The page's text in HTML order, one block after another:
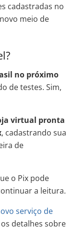
cadastradas no
meio de
no próximo
de testes. Sim,
virtual pronta
, cadastrando sua
de
o Pix pode
a leitura.
serviço de
detalhes sobre